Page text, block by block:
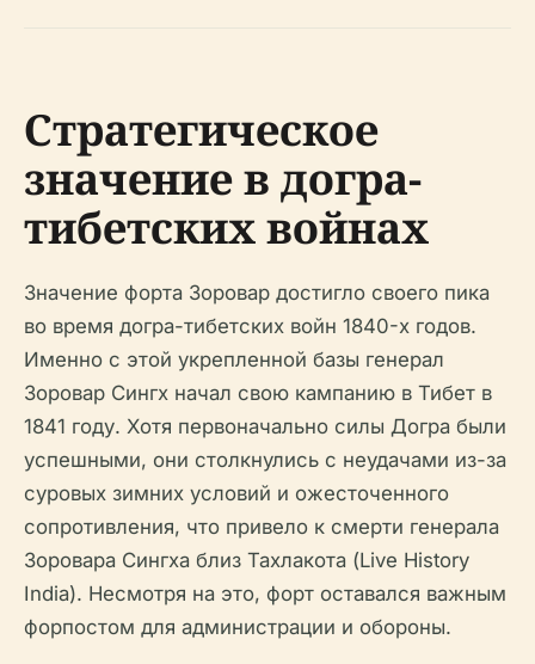
Стратегическое
значение в догра-
тибетских войнах
Значение форта Зоровар достигло своего пика
во время догра-тибетских войн 1840-х годов.
Именно с этой укрепленной базы генерал
Зоровар Сингх начал свою кампанию в Тибет в
1841 году. Хотя первоначально силы Догра были
успешными, они столкнулись с неудачами из-за
суровых зимних условий и ожесточенного
сопротивления, что привело к смерти генерала
Зоровара Сингха близ Тахлакота (Live History
India). Несмотря на это, форт оставался важным
форпостом для администрации и обороны.